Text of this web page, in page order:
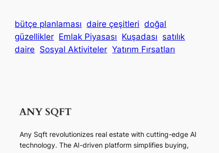
bütçe planlaması daire çeşitleri doğal
güzellikler Emlak Piyasası Kuşadası satılık
daire Sosyal Aktiviteler Yatırım Fırsatları
Any Sqft revolutionizes real estate with cutting-edge AI
technology. The AI-driven platform simplifies buying,